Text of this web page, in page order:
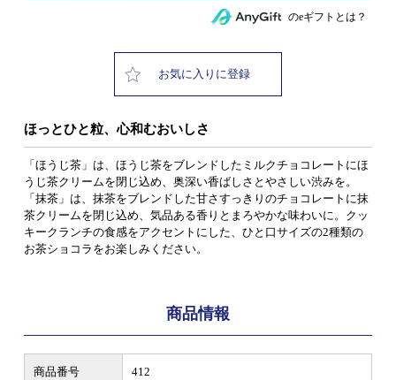
のeギフトとは？
お気に入りに登録
ほっとひと粒、心和むおいしさ
「ほうじ茶」は、ほうじ茶をブレンドしたミルクチョコレートにほ
うじ茶クリームを閉じ込め、奥深い香ばしさとやさしい渋みを。
「抹茶」は、抹茶をブレンドした甘さすっきりのチョコレートに抹
茶クリームを閉じ込め、気品ある香りとまろやかな味わいに。クッ
キークランチの食感をアクセントにした、ひと口サイズの2種類の
お茶ショコラをお楽しみください。
商品情報
商品番号 412